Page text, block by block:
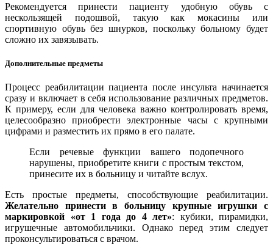
Рекомендуется принести пациенту удобную обувь с
нескользящей подошвой, такую как мокасины или
спортивную обувь без шнурков, поскольку больному будет
сложно их завязывать.
Дополнительные предметы
Процесс реабилитации пациента после инсульта начинается
сразу и включает в себя использование различных предметов.
К примеру, если для человека важно контролировать время,
целесообразно приобрести электронные часы с крупными
цифрами и разместить их прямо в его палате.
Если речевые функции вашего подопечного
нарушены, приобретите книги с простым текстом,
принесите их в больницу и читайте вслух.
Есть простые предметы, способствующие реабилитации.
Желательно принести в больницу крупные игрушки с
маркировкой «от 1 года до 4 лет»: кубики, пирамидки,
игрушечные автомобильчики. Однако перед этим следует
проконсультироваться с врачом.